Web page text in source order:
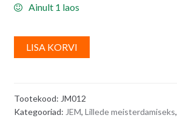
Ainult 1 laos
LISA KORVI
l
Tootekood: JM012
Kategooriad: JEM, Lillede meisterdamiseks,